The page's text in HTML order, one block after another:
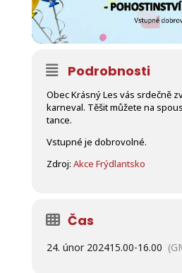
Podrobnosti
Obec Krásný Les vás srdečně
karneval. Těšit můžete na
tance.
Vstupné je dobrovolné.
Zdroj: Akce Frýdlantsko
Čas
24. únor 202415.00-16.00